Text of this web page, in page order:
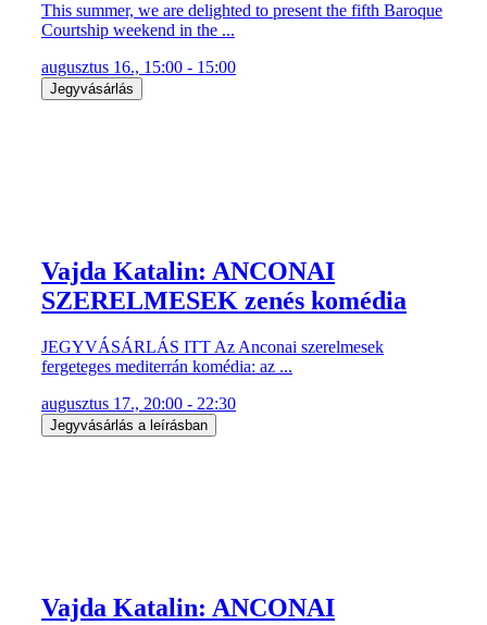
This summer, we are delighted to present the fifth Baroque
Courtship weekend in the ...
augusztus 16., 15:00 - 15:00
Jegyvásárlás
Vajda Katalin: ANCONAI
SZERELMESEK zenés komédia
JEGYVÁSÁRLÁS ITT Az Anconai szerelmesek
fergeteges mediterrán komédia: az ...
augusztus 17., 20:00 - 22:30
Jegyvásárlás a leírásban
Vajda Katalin: ANCONAI